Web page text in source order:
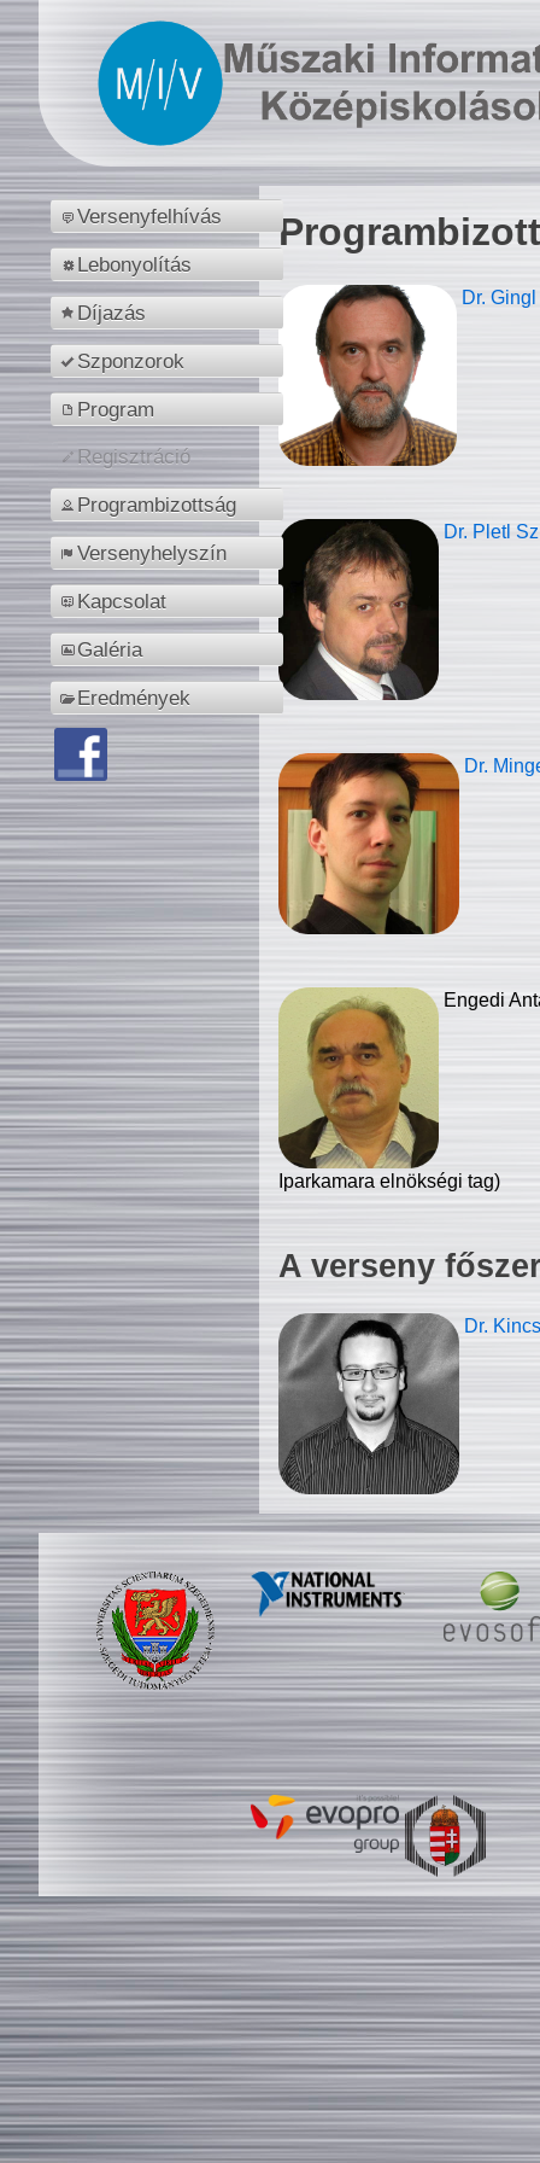
Versenyfelhívás
Lebonyolítás
Díjazás
Szponzorok
Program
Regisztráció
Programbizottság
Versenyhelyszín
Kapcsolat
Galéria
Eredmények
Dr.
Dr. Pletl
Dr.
Engedi
Iparkamara elnökségi tag)
A verseny
Dr.